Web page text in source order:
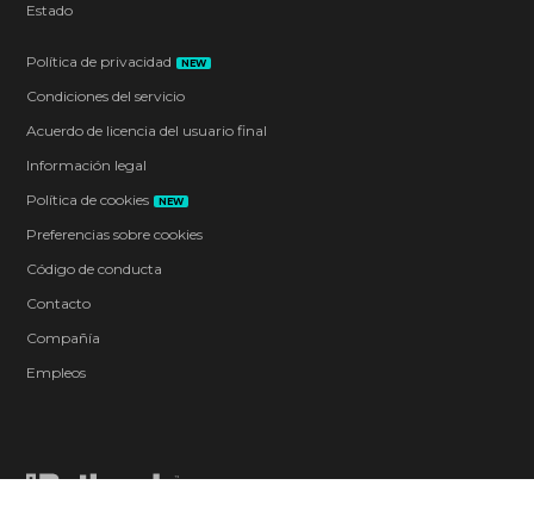
Estado
Política de privacidad NEW
Condiciones del servicio
Acuerdo de licencia del usuario final
Información legal
Política de cookies
NEW
Preferencias sobre cookies
Código de conducta
Contacto
Compañía
Empleos